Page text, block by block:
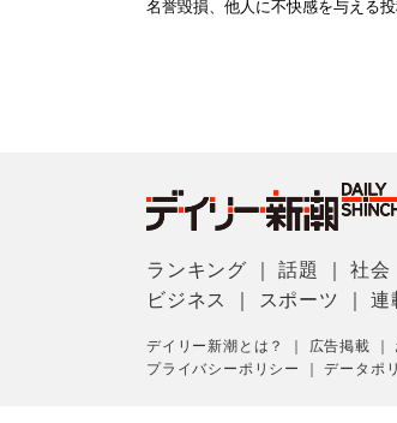
ランキング ｜話題 ｜社会
ビジネス
スポーツ ｜連
デイリー新潮とは？ 広告掲載
プライバシーポリシー
｜データポ